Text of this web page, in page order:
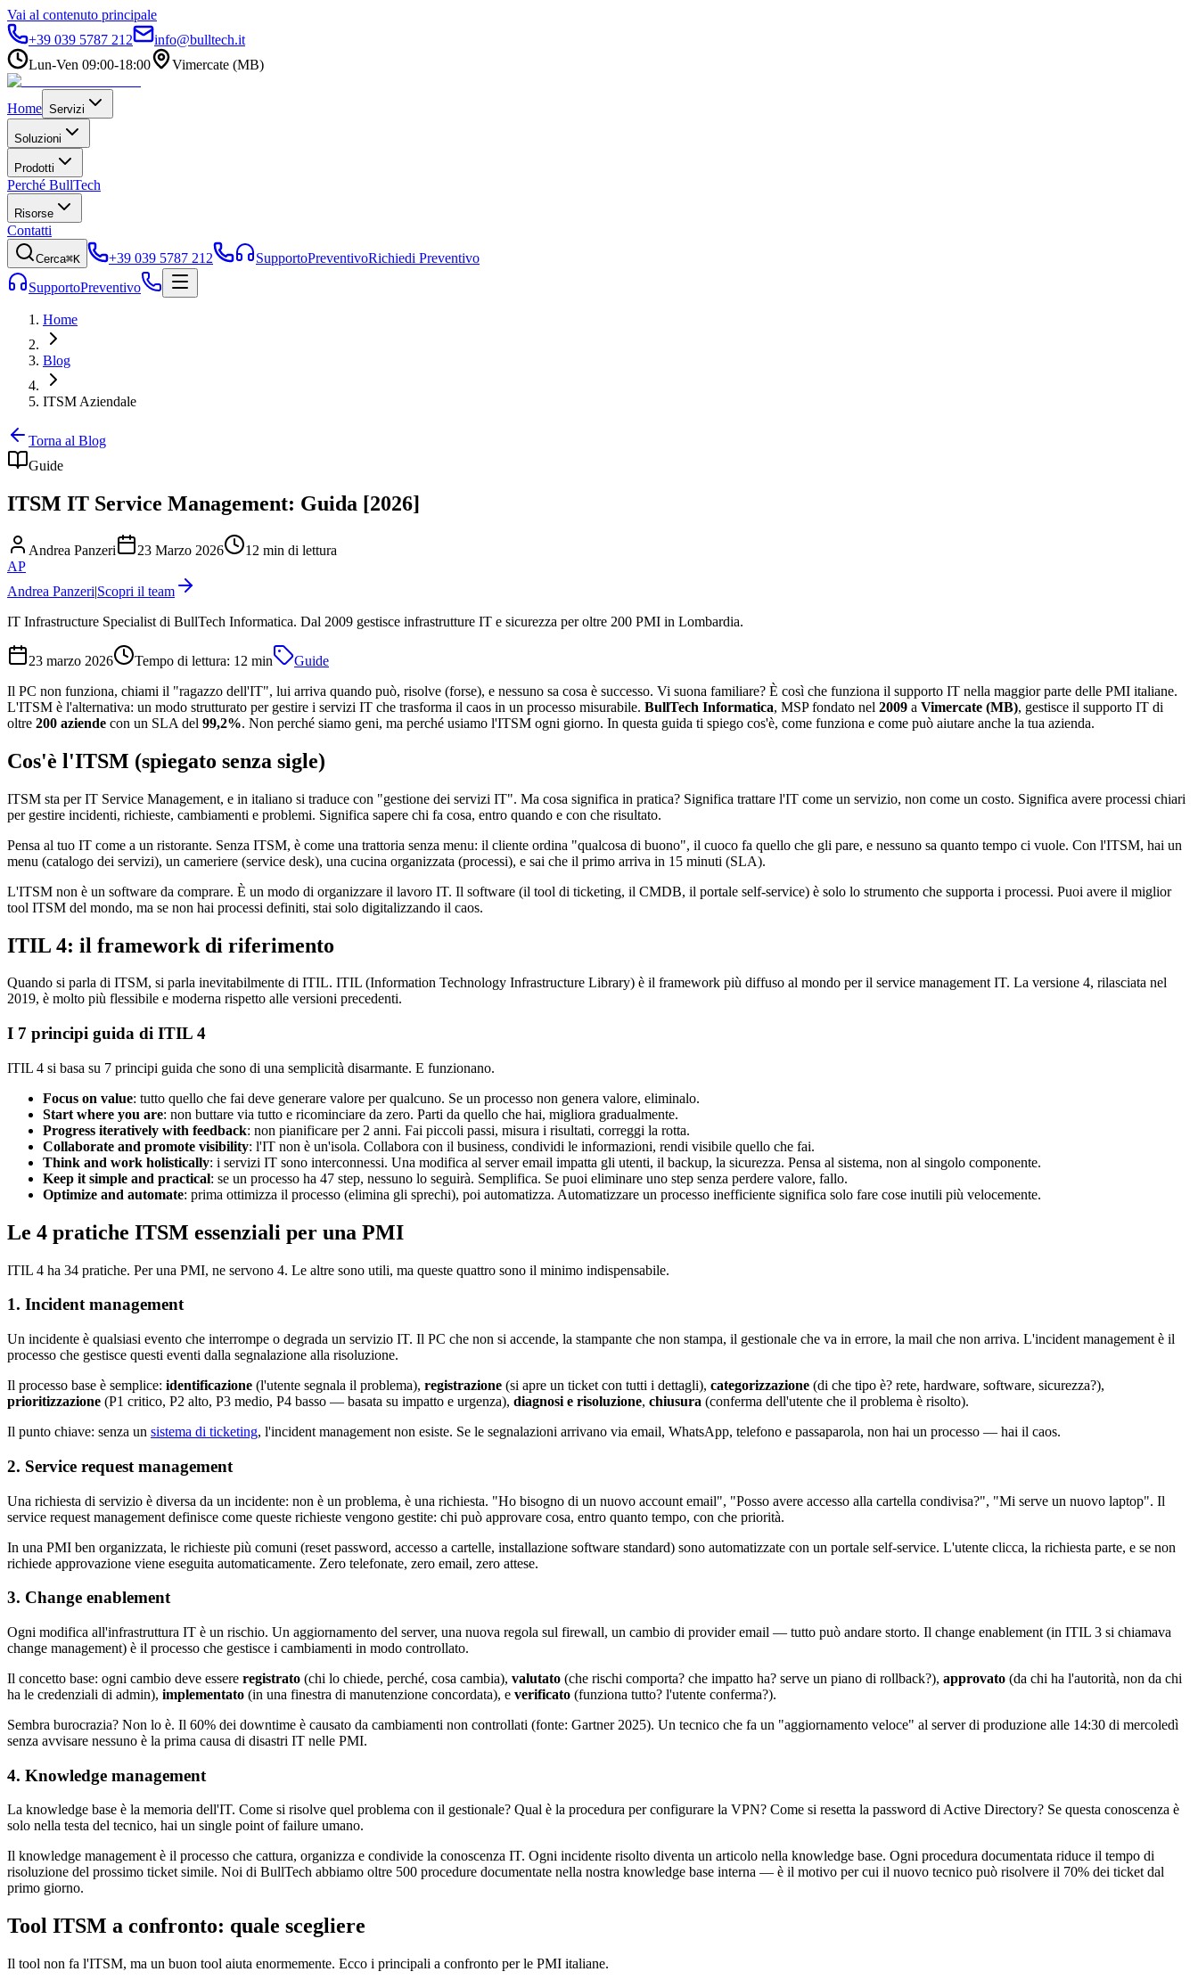
Vai al contenuto principale
+39 039 5787 212
info@bulltech.it
Lun-Ven 09:00-18:00
Vimercate (MB)
Home Servizi
Soluzioni
Prodotti
Perché BullTech
Risorse
Contatti
Cerca⌘K +39 039 5787 212 SupportoPreventivoRichiedi Preventivo
SupportoPreventivo
Home
Blog
ITSM Aziendale
Torna al Blog
Guide
ITSM IT Service Management: Guida [2026]
Andrea Panzeri 23 Marzo 2026
12 min di lettura
AP
Andrea Panzeri|Scopri il team
IT Infrastructure Specialist di BullTech Informatica. Dal 2009 gestisce infrastrutture IT e sicurezza per oltre 200 PMI in Lombardia.
23 marzo 2026 Tempo di lettura: 12 min
Guide
Il PC non funziona, chiami il "ragazzo dell'IT", lui arriva quando può, risolve (forse), e nessuno sa cosa è successo. Vi suona familiare? È così che funziona il supporto IT nella maggior parte delle PMI italiane.
L'ITSM è l'alternativa: un modo strutturato per gestire i servizi IT che trasforma il caos in un processo misurabile. BullTech Informatica, MSP fondato nel 2009 a Vimercate (MB), gestisce il supporto IT di
oltre 200 aziende con un SLA del 99,2%. Non perché siamo geni, ma perché usiamo l'ITSM ogni giorno. In questa guida ti spiego cos'è, come funziona e come può aiutare anche la tua azienda.
Cos'è l'ITSM (spiegato senza sigle)
ITSM sta per IT Service Management, e in italiano si traduce con "gestione dei servizi IT". Ma cosa significa in pratica? Significa trattare l'IT come un servizio, non come un costo. Significa avere processi chiari
per gestire incidenti, richieste, cambiamenti e problemi. Significa sapere chi fa cosa, entro quando e con che risultato.
Pensa al tuo IT come a un ristorante. Senza ITSM, è come una trattoria senza menu: il cliente ordina "qualcosa di buono", il cuoco fa quello che gli pare, e nessuno sa quanto tempo ci vuole. Con l'ITSM, hai un
menu (catalogo dei servizi), un cameriere (service desk), una cucina organizzata (processi), e sai che il primo arriva in 15 minuti (SLA).
L'ITSM non è un software da comprare. È un modo di organizzare il lavoro IT. Il software (il tool di ticketing, il CMDB, il portale self-service) è solo lo strumento che supporta i processi. Puoi avere il miglior
tool ITSM del mondo, ma se non hai processi definiti, stai solo digitalizzando il caos.
ITIL 4: il framework di riferimento
Quando si parla di ITSM, si parla inevitabilmente di ITIL. ITIL (Information Technology Infrastructure Library) è il framework più diffuso al mondo per il service management IT. La versione 4, rilasciata nel
2019, è molto più flessibile e moderna rispetto alle versioni precedenti.
I 7 principi guida di ITIL 4
ITIL 4 si basa su 7 principi guida che sono di una semplicità disarmante. E funzionano.
Focus on value: tutto quello che fai deve generare valore per qualcuno. Se un processo non genera valore, eliminalo.
Start where you are: non buttare via tutto e ricominciare da zero. Parti da quello che hai, migliora gradualmente.
Progress iteratively with feedback: non pianificare per 2 anni. Fai piccoli passi, misura i risultati, correggi la rotta.
Collaborate and promote visibility: l'IT non è un'isola. Collabora con il business, condividi le informazioni, rendi visibile quello che fai.
Think and work holistically: i servizi IT sono interconnessi. Una modifica al server email impatta gli utenti, il backup, la sicurezza. Pensa al sistema, non al singolo componente.
Keep it simple and practical: se un processo ha 47 step, nessuno lo seguirà. Semplifica. Se puoi eliminare uno step senza perdere valore, fallo.
Optimize and automate: prima ottimizza il processo (elimina gli sprechi), poi automatizza. Automatizzare un processo inefficiente significa solo fare cose inutili più velocemente.
Le 4 pratiche ITSM essenziali per una PMI
ITIL 4 ha 34 pratiche. Per una PMI, ne servono 4. Le altre sono utili, ma queste quattro sono il minimo indispensabile.
1. Incident management
Un incidente è qualsiasi evento che interrompe o degrada un servizio IT. Il PC che non si accende, la stampante che non stampa, il gestionale che va in errore, la mail che non arriva. L'incident management è il
processo che gestisce questi eventi dalla segnalazione alla risoluzione.
Il processo base è semplice: identificazione (l'utente segnala il problema), registrazione (si apre un ticket con tutti i dettagli), categorizzazione (di che tipo è? rete, hardware, software, sicurezza?),
prioritizzazione (P1 critico, P2 alto, P3 medio, P4 basso — basata su impatto e urgenza), diagnosi e risoluzione, chiusura (conferma dell'utente che il problema è risolto).
Il punto chiave: senza un sistema di ticketing, l'incident management non esiste. Se le segnalazioni arrivano via email, WhatsApp, telefono e passaparola, non hai un processo — hai il caos.
2. Service request management
Una richiesta di servizio è diversa da un incidente: non è un problema, è una richiesta. "Ho bisogno di un nuovo account email", "Posso avere accesso alla cartella condivisa?", "Mi serve un nuovo laptop". Il
service request management definisce come queste richieste vengono gestite: chi può approvare cosa, entro quanto tempo, con che priorità.
In una PMI ben organizzata, le richieste più comuni (reset password, accesso a cartelle, installazione software standard) sono automatizzate con un portale self-service. L'utente clicca, la richiesta parte, e se non
richiede approvazione viene eseguita automaticamente. Zero telefonate, zero email, zero attese.
3. Change enablement
Ogni modifica all'infrastruttura IT è un rischio. Un aggiornamento del server, una nuova regola sul firewall, un cambio di provider email — tutto può andare storto. Il change enablement (in ITIL 3 si chiamava
change management) è il processo che gestisce i cambiamenti in modo controllato.
Il concetto base: ogni cambio deve essere registrato (chi lo chiede, perché, cosa cambia), valutato (che rischi comporta? che impatto ha? serve un piano di rollback?), approvato (da chi ha l'autorità, non da chi
ha le credenziali di admin), implementato (in una finestra di manutenzione concordata), e verificato (funziona tutto? l'utente conferma?).
Sembra burocrazia? Non lo è. Il 60% dei downtime è causato da cambiamenti non controllati (fonte: Gartner 2025). Un tecnico che fa un "aggiornamento veloce" al server di produzione alle 14:30 di mercoledì
senza avvisare nessuno è la prima causa di disastri IT nelle PMI.
4. Knowledge management
La knowledge base è la memoria dell'IT. Come si risolve quel problema con il gestionale? Qual è la procedura per configurare la VPN? Come si resetta la password di Active Directory? Se questa conoscenza è
solo nella testa del tecnico, hai un single point of failure umano.
Il knowledge management è il processo che cattura, organizza e condivide la conoscenza IT. Ogni incidente risolto diventa un articolo nella knowledge base. Ogni procedura documentata riduce il tempo di
risoluzione del prossimo ticket simile. Noi di BullTech abbiamo oltre 500 procedure documentate nella nostra knowledge base interna — è il motivo per cui il nuovo tecnico può risolvere il 70% dei ticket dal
primo giorno.
Tool ITSM a confronto: quale scegliere
Il tool non fa l'ITSM, ma un buon tool aiuta enormemente. Ecco i principali a confronto per le PMI italiane.